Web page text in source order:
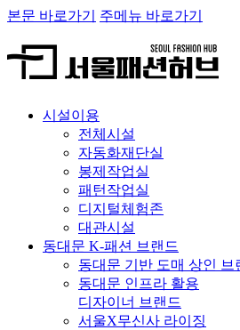
본문 바로가기 주메뉴 바로가기
시설이용
전체시설
자동화재단실
봉제작업실
패턴작업실
디지털체험존
대관시설
동대문 K-패션 브랜드
동대문 기반 도매 상인 브
동대문 인프라 활용
디자이너 브랜드
서울X무신사 라이징